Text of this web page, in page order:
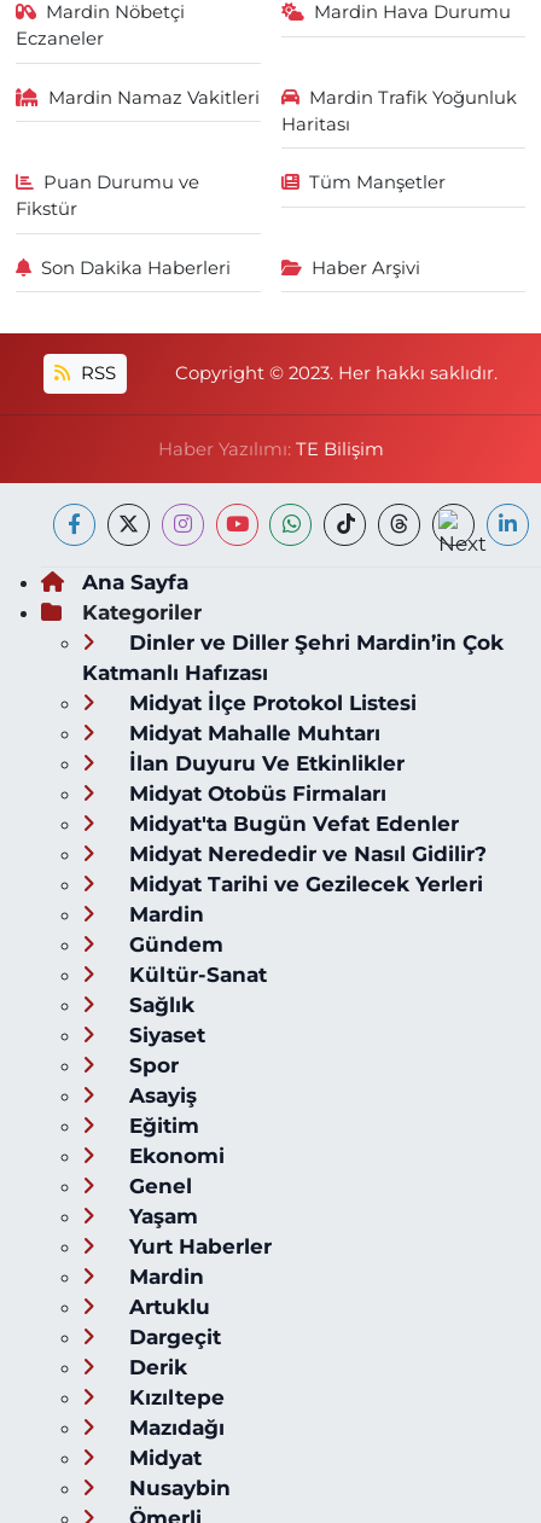
Mardin Nöbetçi
Eczaneler
Mardin Hava Durumu
Mardin Namaz Vakitleri
Mardin Trafik Yoğunluk
Haritası
Puan Durumu ve
Fikstür
Tüm Manşetler
Son Dakika Haberleri Haber Arşivi
RSS Copyright © 2023. Her hakkı saklıdır.
Haber Yazılımı: TE Bilişim
Ana Sayfa
Kategoriler
Dinler ve Diller Şehri Mardin’in Çok
Katmanlı Hafızası
Midyat İlçe Protokol Listesi
Midyat Mahalle Muhtarı
İlan Duyuru Ve Etkinlikler
Midyat Otobüs Firmaları
Midyat'ta Bugün Vefat Edenler
Midyat Nerededir ve Nasıl Gidilir?
Midyat Tarihi ve Gezilecek Yerleri
Mardin
Gündem
Kültür-Sanat
Sağlık
Siyaset
Spor
Asayiş
Eğitim
Ekonomi
Genel
Yaşam
Yurt Haberler
Mardin
Artuklu
Dargeçit
Derik
Kızıltepe
Mazıdağı
Midyat
Nusaybin
Ömerli